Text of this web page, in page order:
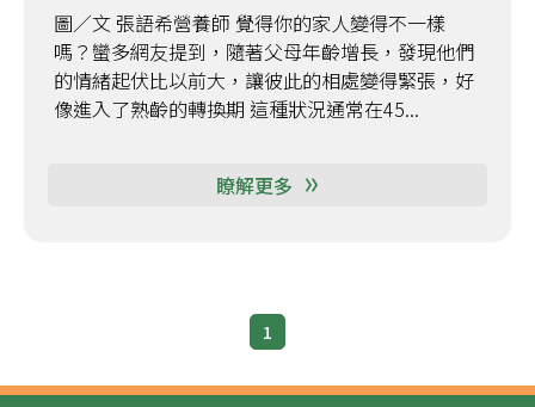
圖／文 張語希營養師 覺得你的家人變得不一樣
嗎？蠻多網友提到，隨著父母年齡增長，發現他們
的情緒起伏比以前大，讓彼此的相處變得緊張，好
像進入了熟齡的轉換期 這種狀況通常在45...
瞭解更多
1